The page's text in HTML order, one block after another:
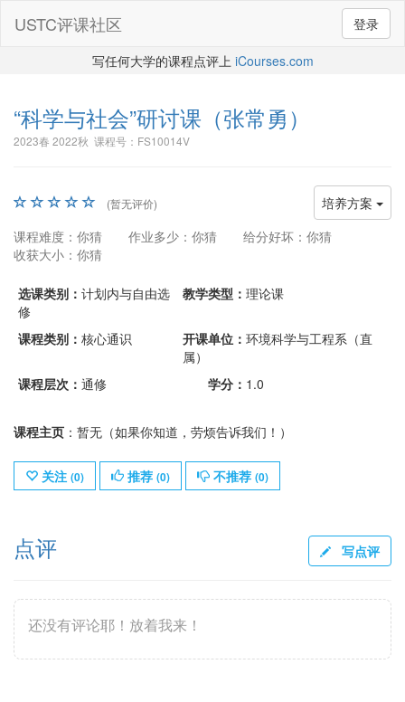
登录
USTC评课社区
写任何大学的课程点评上 iCourses.com
“科学与社会”研讨课 （张常勇）
2023春 2022秋 课程号：FS10014V
培养方案
(暂无评价)
课程难度：你猜 作业多少：你猜
给分好坏：你猜
收获大小：你猜
选课类别： 计划内与自由选
修
教学类型： 理论课
课程类别： 核心通识 开课单位： 环境科学与工程系（直
属）
课程层次： 通修 学分： 1.0
课程主页 ：暂无（如果你知道，劳烦告诉我们！）
关注 (0) 推荐 (0) 不推荐 (0)
点评 写点评
还没有评论耶！放着我来！